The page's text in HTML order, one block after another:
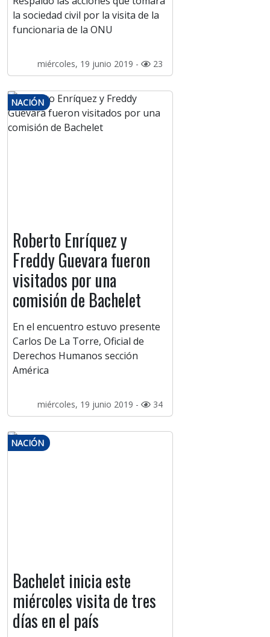
la sociedad civil por la visita de la
funcionaria de la ONU
miércoles, 19 junio 2019 - 23
NACIÓN
Roberto Enríquez y
Freddy Guevara fueron
visitados por una
comisión de Bachelet
En el encuentro estuvo presente
Carlos De La Torre, Oficial de
Derechos Humanos sección
América
miércoles, 19 junio 2019 - 34
NACIÓN
Bachelet inicia este
miércoles visita de tres
días en el país